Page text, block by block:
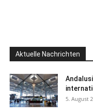
Aktuelle Nachrichten
5. August